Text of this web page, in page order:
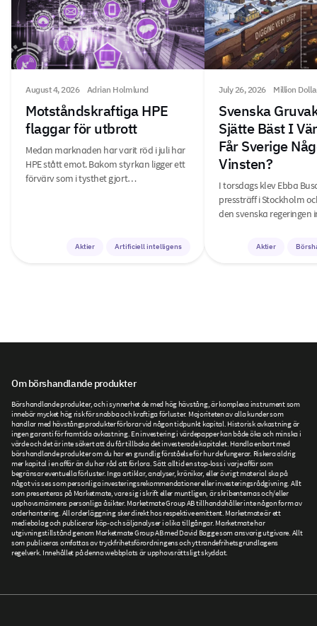
August 4, 2026 Adrian Holmlund
Motståndskraftiga HPE
flaggar för utbrott
Medan marknaden har varit röd i juli har
HPE stått emot. Bakom styrkan ligger ett
förvärv som i tysthet gjort…
Aktier Artificiell intelligens
July 26, 2026 Million
Svenska
Sjätte Bäst I
Får Sverige
Vinsten?
I torsdags klev Ebba
pressträff i Stockholm
den svenska
Aktier
Om börshandlande produkter
Börshandlande produkter, och i synnerhet de med hög hävstång, är komplexa instrument som
innebär mycket hög risk för snabba och kraftiga förluster. Majoriteten av alla kunder som
handlar med hävstångsprodukter förlorar vid någon tidpunkt kapital. Historisk avkastning är
ingen garanti för framtida avkastning. En investering i värdepapper kan både öka och minska i
värde och det är inte säkert att du får tillbaka det investerade kapitalet. Handla enbart med
börshandlande produkter om du har en grundlig förståelse för hur de fungerar. Riskera aldrig
mer kapital i en affär än du har råd att förlora. Sätt alltid en stop-loss i varje affär som
begränsar eventuella förluster. Inga artiklar, analyser, krönikor, eller övrigt material ska på
något vis ses som personliga investeringsrekommendationer eller investeringsrådgivning. Allt
som presenteras på Marketmate, vare sig i skrift eller muntligen, är skribenternas och/eller
upphovsmännens personliga åsikter. Marketmate Group AB tillhandahåller inte någon form av
orderhantering. All orderläggning sker direkt hos respektive emittent. Marketmate är ett
mediebolag och publicerar köp- och säljanalyser i olika tillgångar. Marketmate har
utgivningstillstånd genom Marketmate Group AB med David Bagge som ansvarig utgivare. Allt
som publiceras omfattas av tryckfrihetsförordningens och yttrandefrihetsgrundlagens
regelverk. Innehållet på denna webbplats är upphovsrättsligt skyddat.